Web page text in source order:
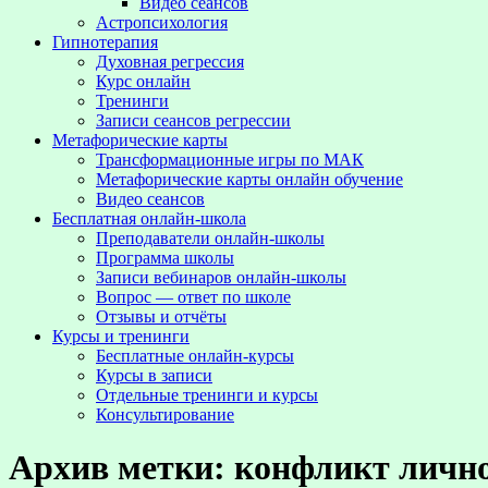
Астропсихология
Гипнотерапия
Духовная регрессия
Курс онлайн
Тренинги
Записи сеансов регрессии
Метафорические карты
Трансформационные игры по МАК
Метафорические карты онлайн обучение
Видео сеансов
Бесплатная онлайн-школа
Преподаватели онлайн-школы
Программа школы
Записи вебинаров онлайн-школы
Вопрос — ответ по школе
Отзывы и отчёты
Курсы и тренинги
Бесплатные онлайн-курсы
Курсы в записи
Отдельные тренинги и курсы
Консультирование
Архив метки: конфликт